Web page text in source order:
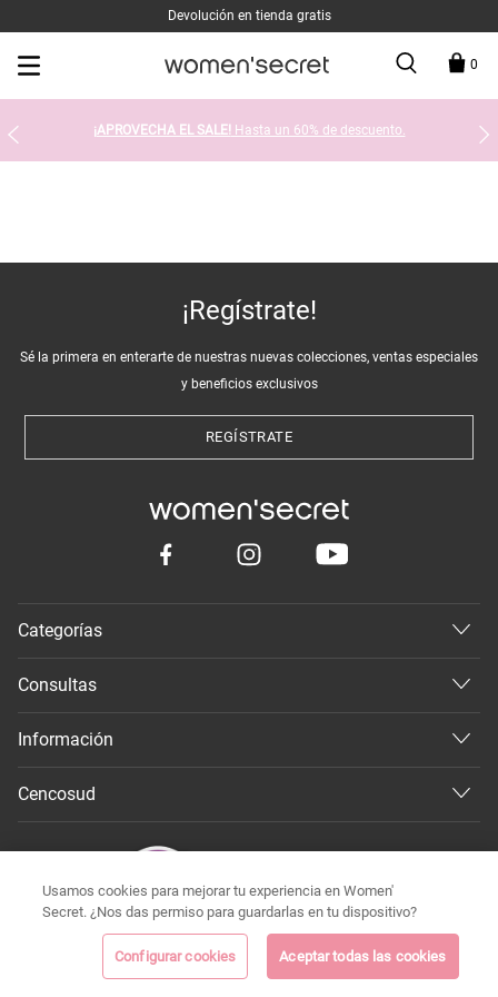
Devolución en tienda gratis
0
¡APROVECHA EL SALE! Hasta un 60% de descuento.
¡Regístrate!
Sé la primera en enterarte de nuestras nuevas colecciones, ventas especiales
y beneficios exclusivos
REGÍSTRATE
Categorías
Consultas
Información
Cencosud
Todos los derechos reservados 2026 ©
Usamos cookies para mejorar tu experiencia en Women'
Secret. ¿Nos das permiso para guardarlas en tu dispositivo?
Configurar cookies Aceptar todas las cookies